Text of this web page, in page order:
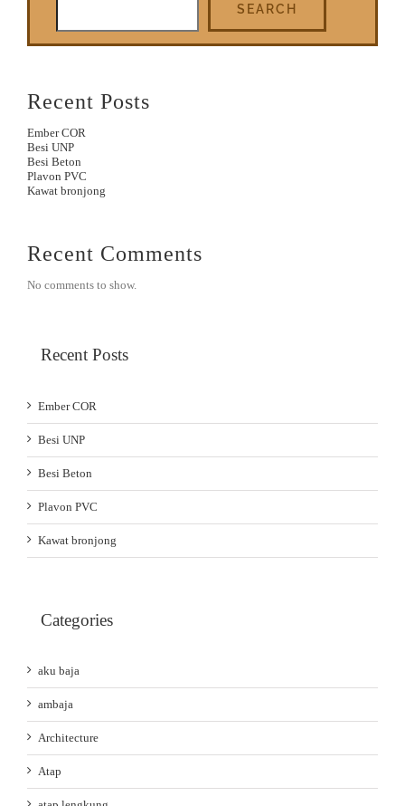
SEARCH
Recent Posts
Ember COR
Besi UNP
Besi Beton
Plavon PVC
Kawat bronjong
Recent Comments
No comments to show.
Recent Posts
Ember COR
Besi UNP
Besi Beton
Plavon PVC
Kawat bronjong
Categories
aku baja
ambaja
Architecture
Atap